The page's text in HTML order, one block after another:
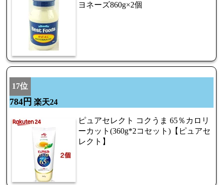
ヨネーズ860g×2個
17位
784円 楽天24
ピュアセレクト コクうま 65％カロリ
ーカット(360g*2コセット)【ピュアセ
レクト】